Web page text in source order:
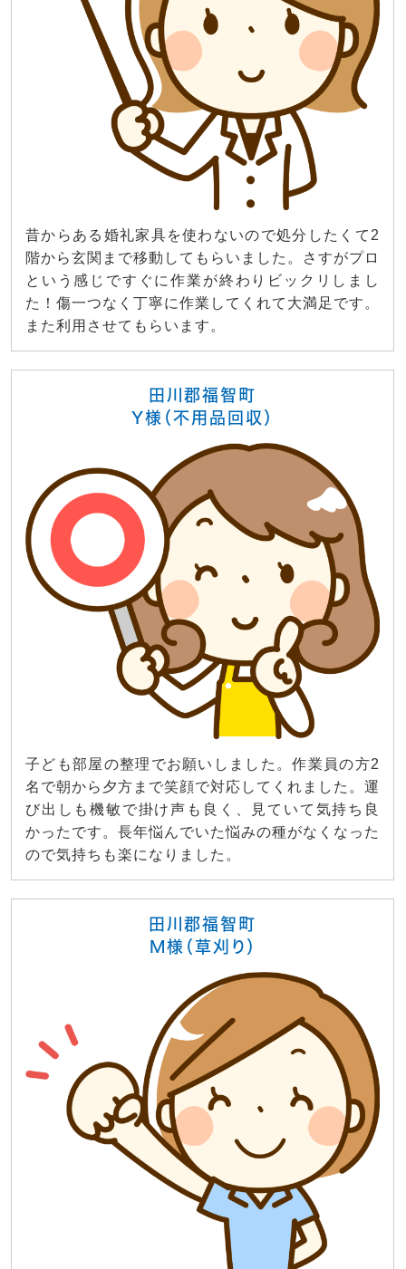
昔からある婚礼家具を使わないので処分したくて2
階から玄関まで移動してもらいました。さすがプロ
という感じですぐに作業が終わりビックリしまし
た！傷一つなく丁寧に作業してくれて大満足です。
また利用させてもらいます。
田川郡福智町
Y様（不用品回収）
子ども部屋の整理でお願いしました。作業員の方2
名で朝から夕方まで笑顔で対応してくれました。運
び出しも機敏で掛け声も良く、見ていて気持ち良
かったです。長年悩んでいた悩みの種がなくなった
ので気持ちも楽になりました。
田川郡福智町
M様（草刈り）